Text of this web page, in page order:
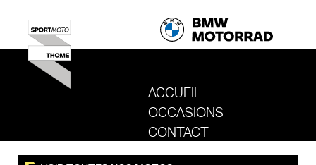
ACCUEIL
REVENIR AU SITE DE SPORT MOTO
OCCASIONS
CONTACT